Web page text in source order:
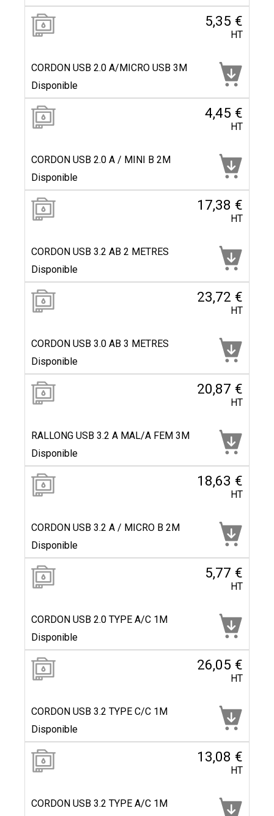
5,35 €
HT
CORDON USB 2.0 A/MICRO USB 3M
Disponible
4,45 €
HT
CORDON USB 2.0 A / MINI B 2M
Disponible
17,38 €
HT
CORDON USB 3.2 AB 2 METRES
Disponible
23,72 €
HT
CORDON USB 3.0 AB 3 METRES
Disponible
20,87 €
HT
RALLONG USB 3.2 A MAL/A FEM 3M
Disponible
18,63 €
HT
CORDON USB 3.2 A / MICRO B 2M
Disponible
5,77 €
HT
CORDON USB 2.0 TYPE A/C 1M
Disponible
26,05 €
HT
CORDON USB 3.2 TYPE C/C 1M
Disponible
13,08 €
HT
CORDON USB 3.2 TYPE A/C 1M